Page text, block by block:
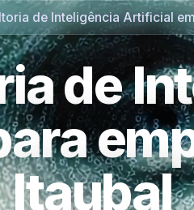
de Inteligência Artificial
de
Itaubal